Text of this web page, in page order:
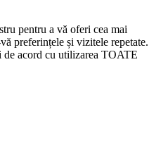
pentru a vă oferi cea mai
preferințele și vizitele repetate.
de acord cu utilizarea TOATE